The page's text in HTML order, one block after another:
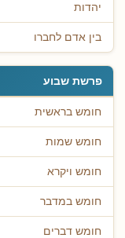
יהדות
בין אדם לחברו
פרשת שבוע
חומש בראשית
חומש שמות
חומש ויקרא
חומש במדבר
חומש דברים